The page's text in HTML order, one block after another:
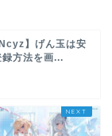
】げん玉は安
方法を画...